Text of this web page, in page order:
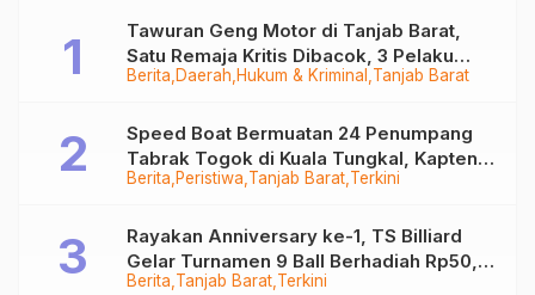
Berita Daerah Hukum & Kriminal Tanjab Barat
Tawuran Geng Motor di Tanjab Barat,
Satu Remaja Kritis Dibacok, 3 Pelaku
Ditangkap
Berita Peristiwa Tanjab Barat Terkini
Speed Boat Bermuatan 24 Penumpang
Tabrak Togok di Kuala Tungkal, Kapten
Sempat Hilang
Berita Tanjab Barat Terkini
Rayakan Anniversary ke-1, TS Billiard
Gelar Turnamen 9 Ball Berhadiah Rp50,8
Juta